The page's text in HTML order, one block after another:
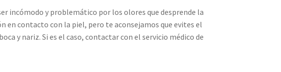
incómodo y problemático por los olores que desprende la
contacto con la piel, pero te aconsejamos que evites el
y nariz. Si es el caso, contactar con el servicio médico de